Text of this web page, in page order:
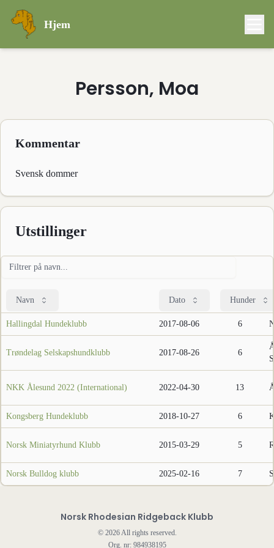
Hjem
Persson, Moa
Kommentar
Svensk dommer
Utstillinger
Navn Dato Hunder
Hallingdal Hundeklubb 2017-08-06 6
Trøndelag Selskapshundklubb 2017-08-26 6
NKK Ålesund 2022 (International) 2022-04-30 13
Kongsberg Hundeklubb 2018-10-27 6
Norsk Miniatyrhund Klubb 2015-03-29 5
Norsk Bulldog klubb 2025-02-16 7
Norsk Rhodesian Ridgeback Klubb
© 2026All rights reserved.
Org. nr: 984938195